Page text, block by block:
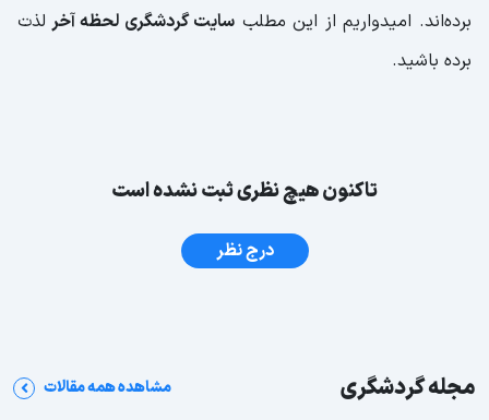
برده‌اند. امیدواریم از این مطلب سایت گردشگری لحظه آخر لذت
برده باشید.
تاکنون هیچ نظری ثبت نشده است
درج نظر
مجله گردشگری مشاهده همه مقالات